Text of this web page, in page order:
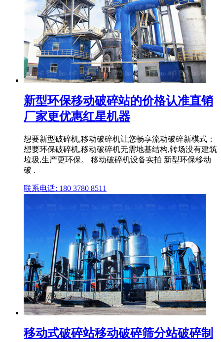
新型环保移动破碎站的价格认准直销
厂家更优惠红星机器
想要新型破碎机,移动破碎机让您畅享流动破碎新模式；
想要环保破碎机,移动破碎机无需地基结构,转场没有建筑
垃圾,生产更环保。 移动破碎机设备实拍 新型环保移动
破 .
联系电话: 180 3780 8511
移动式破碎站移动破碎筛分站破碎制